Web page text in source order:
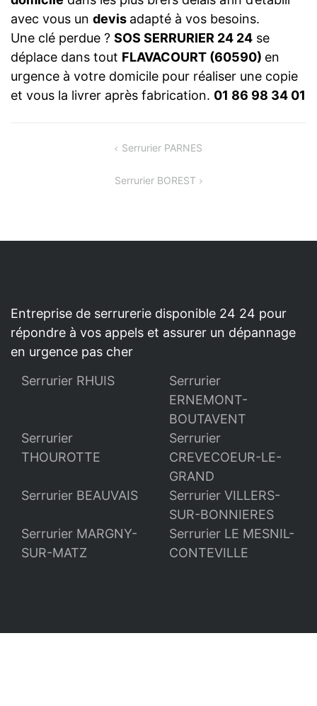
avec vous un devis adapté à vos besoins.
Une clé perdue ? SOS SERRURIER 24 24 se
déplace dans tout FLAVACOURT (60590) en
urgence à votre domicile pour réaliser une copie
et vous la livrer après fabrication. 01 86 98 34 01
Serrurier PARNES
Serrurier BOREST
Entreprise de serrurerie disponible 24 24 pour
répondre à vos appels et assurer un dépannage
en urgence pas cher
Serrurier RHUIS
Serrurier
ERNEMONT-
BOUTAVENT
Serrurier
THOUROTTE
Serrurier
CREVECOEUR-LE-
GRAND
Serrurier BEAUVAIS
Serrurier VILLERS-
SUR-BONNIERES
Serrurier MARGNY-
SUR-MATZ
Serrurier LE MESNIL-
CONTEVILLE